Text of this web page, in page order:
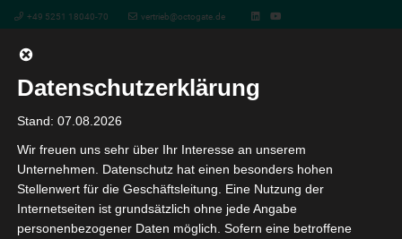
+49 5251 18040-70 vertrieb@octogate.de
Unsere Veranstaltungen
Kommen Sie uns besuchen
Datenschutzerklärung
Stand: 07.08.2026
Wir freuen uns sehr über Ihr Interesse an unserem
Unternehmen. Datenschutz hat einen besonders hohen
Stellenwert für die Geschäftsleitung. Eine Nutzung der
Internetseiten ist grundsätzlich ohne jede Angabe
personenbezogener Daten möglich. Sofern eine betroffene